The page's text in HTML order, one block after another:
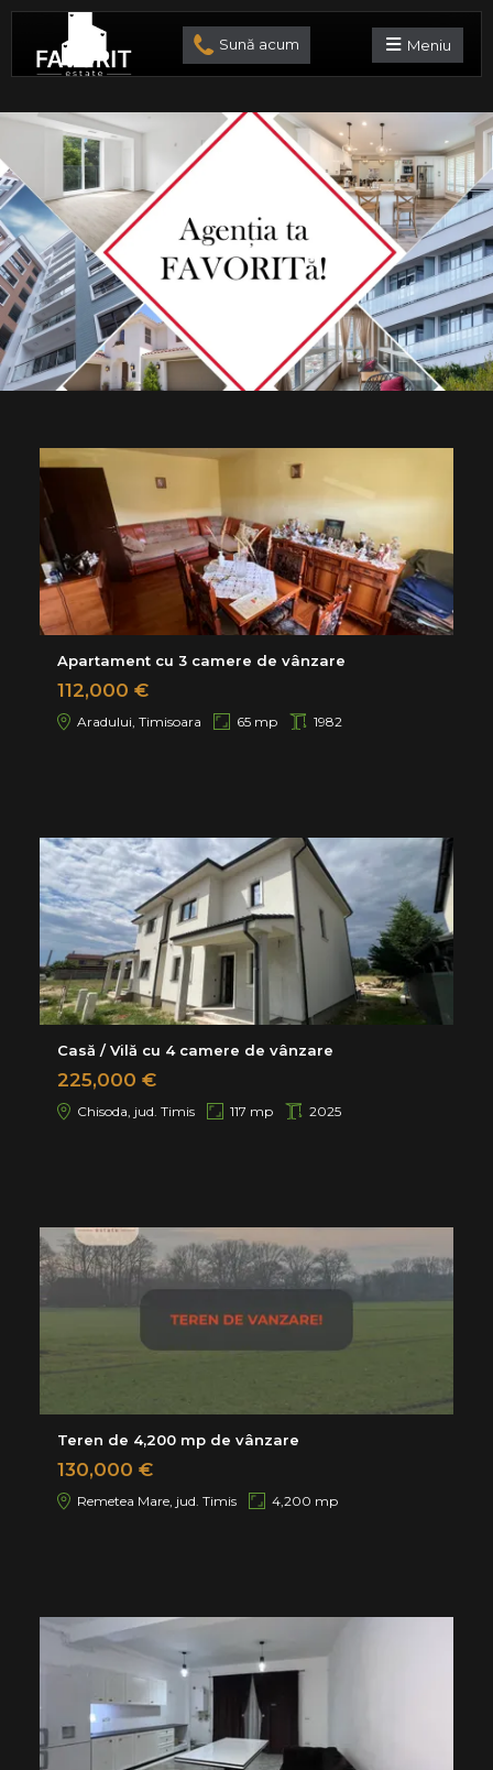
Sună acum Meniu
Apartament cu 3 camere de vânzare
112,000 €
Aradului, Timisoara 65 mp 1982
Casă / Vilă cu 4 camere de vânzare
225,000 €
Chisoda, jud. Timis 117 mp 2025
Teren de 4,200 mp de vânzare
130,000 €
Remetea Mare, jud. Timis 4,200 mp